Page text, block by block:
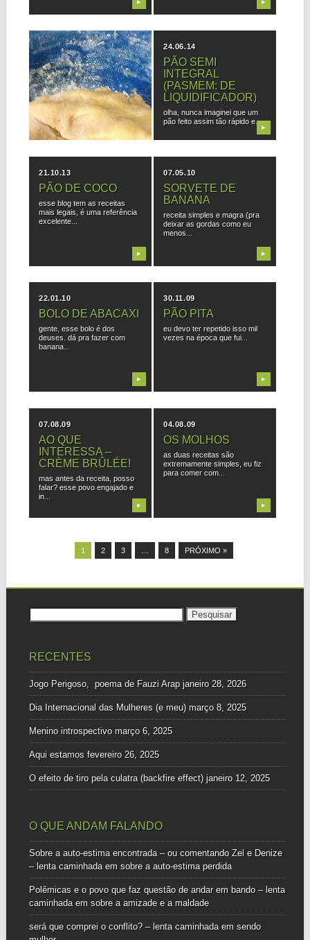
▶ ▶
26.08.14
GOIABINHA DA
VOVÓ
de tanto o otto pedir a tal da
goiabinha da vovó...
24.06.14
PÃO SEMI
INTEGRAL
(PASMEM: DE
LIQUIDIFICADOR)
olha, nunca imaginei que um
pão feito assim tão rápido e...
▶
21.10.13
PÃO DE COCO
esse blog tem as receitas
mais legais, é uma referência
excelente...
▶
07.05.10
SORVETE DE
BANANA
receita simples e magra (pra
deixar as gordas como eu
menos...
▶
22.01.10
BOLO DE ABACAXI
gente, esse bolo é dos
deuses. dá pra fazer com
banana...
▶
30.11.09
PÃO PITA
eu devo ter repetido isso mil
vezes na época que fui...
▶
07.08.09
AO QUE
INTERESSA –
CRÈME BRÛLÉE!
mas antes da receita, posso
falar? esse povo engajado e
in...
▶
04.08.09
OS MOLHOS
as duas receitas são
extremamente simples, eu fiz
para comer com...
▶
1 2 3 8 PRÓXIMO »
RECENTES
Jogo Perigoso, poema de Fauzi Arap janeiro 28, 2026
Dia Internacional das Mulheres (e meu) março 8, 2025
Menino introspectivo março 6, 2025
Aqui estamos fevereiro 26, 2025
O efeito de tiro pela culatra (backfire effect) janeiro 12, 2025
O QUE ANDAM FALANDO
Sobre a auto-estima encontrada – ou comentando Zel e Denize
– lenta caminhadaem sobre a auto-estima perdida
Polêmicas e o povo que faz questão de andar em bando – lenta
caminhadaem sobre a amizade e a maldade
será que comprei o conflito? – lenta caminhadaem sendo